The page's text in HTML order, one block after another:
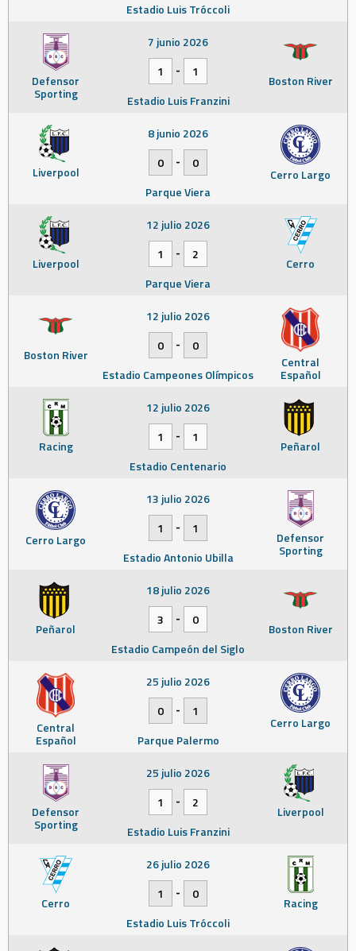
Estadio Luis Tróccoli
Defensor
Sporting
Boston River
7 junio 2026
1
-
1
Estadio Luis Franzini
Liverpool Cerro Largo
8 junio 2026
0
-
0
Parque Viera
Liverpool Cerro
12 julio 2026
1
-
2
Parque Viera
Boston River Central
Español
12 julio 2026
0
-
0
Estadio Campeones Olímpicos
Racing Peñarol
12 julio 2026
1
-
1
Estadio Centenario
Cerro Largo Defensor
Sporting
13 julio 2026
1
-
1
Estadio Antonio Ubilla
Peñarol Boston River
18 julio 2026
3
-
0
Estadio Campeón del Siglo
Central
Español
Cerro Largo
25 julio 2026
0
-
1
Parque Palermo
Defensor
Sporting
Liverpool
25 julio 2026
1
-
2
Estadio Luis Franzini
Cerro Racing
26 julio 2026
1
-
0
Estadio Luis Tróccoli